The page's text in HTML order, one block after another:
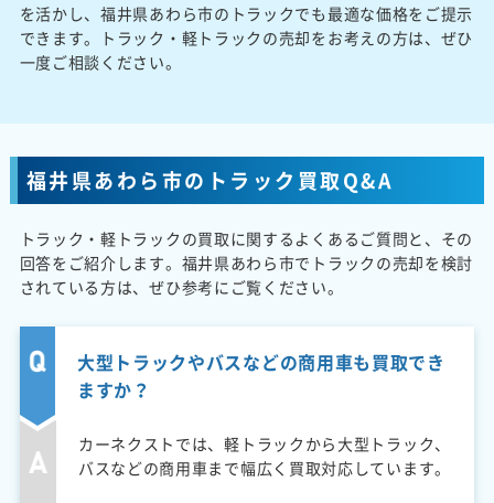
を活かし、福井県あわら市のトラックでも最適な価格をご提示
できます。トラック・軽トラックの売却をお考えの方は、ぜひ
一度ご相談ください。
福井県あわら市のトラック買取Q&A
トラック・軽トラックの買取に関するよくあるご質問と、その
回答をご紹介します。福井県あわら市でトラックの売却を検討
されている方は、ぜひ参考にご覧ください。
大型トラックやバスなどの商用車も買取でき
ますか？
カーネクストでは、軽トラックから大型トラック、
バスなどの商用車まで幅広く買取対応しています。